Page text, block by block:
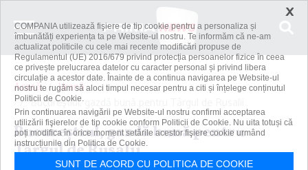
Acasă
Hrană
Bucureştiul, gazdă bună pentru Târgul de Rusalii
Bucureştiul, gazdă bună pentru
Târgul de Rusalii
×
COMPANIA utilizează fişiere de tip cookie pentru a personaliza și
îmbunătăți experiența ta pe Website-ul nostru. Te informăm că ne-am
actualizat politicile cu cele mai recente modificări propuse de
Regulamentul (UE) 2016/679 privind protecția persoanelor fizice în ceea
ce privește prelucrarea datelor cu caracter personal și privind libera
circulație a acestor date. Înainte de a continua navigarea pe Website-ul
nostru te rugăm să aloci timpul necesar pentru a citi și înțelege conținutul
Politicii de Cookie.
Prin continuarea navigării pe Website-ul nostru confirmi acceptarea
utilizării fişierelor de tip cookie conform Politicii de Cookie. Nu uita totuși că
poți modifica în orice moment setările acestor fişiere cookie urmând
instrucțiunile din Politica de Cookie.
SUNT DE ACORD CU POLITICA DE COOKIE